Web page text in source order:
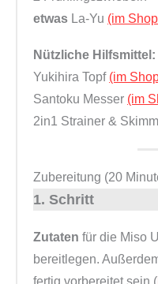
etwas La-Yu (im
Nützliche Hilfsmittel:
Yukihira Topf (im
Santoku Messer (im
2in1 Strainer &
Zubereitung (20
1. Schritt
Zutaten für die Miso
bereitlegen.
fertig vorbereitet sein (